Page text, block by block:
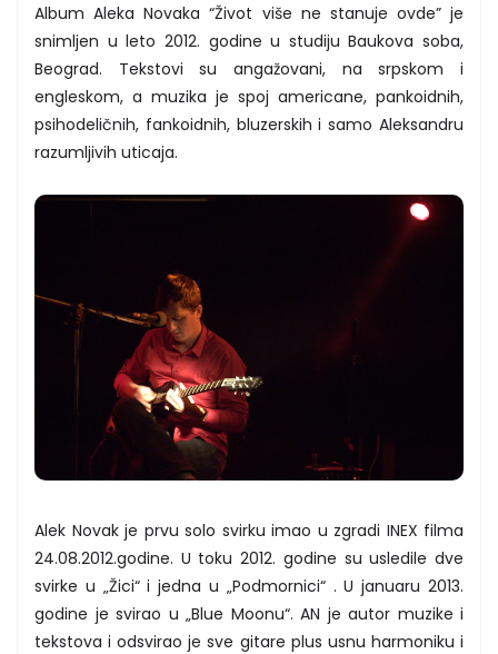
Album Aleka Novaka “Život više ne stanuje ovde” je
snimljen u leto 2012. godine u studiju Baukova soba,
Beograd. Tekstovi su angažovani, na srpskom i
engleskom, a muzika je spoj americane, pankoidnih,
psihodeličnih, fankoidnih, bluzerskih i samo Aleksandru
razumljivih uticaja.
Alek Novak je prvu solo svirku imao u zgradi INEX filma
24.08.2012.godine. U toku 2012. godine su usledile dve
svirke u „Žici“ i jedna u „Podmornici“ . U januaru 2013.
godine je svirao u „Blue Moonu“. AN je autor muzike i
tekstova i odsvirao je sve gitare plus usnu harmoniku i